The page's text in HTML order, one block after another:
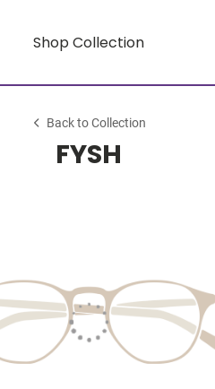
Shop Collection
Back to Collection
FYSH